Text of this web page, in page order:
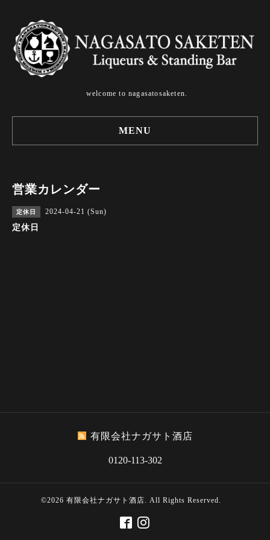
welcome to nagasatosaketen.
MENU
営業カレンダー
定休日 2024-04-21 (Sun)
定休日
有限会社ナガサト酒店
0120-113-302
©2026 有限会社ナガサト酒店. All Rights Reserved.